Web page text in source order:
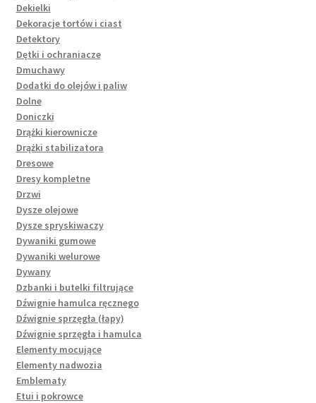
Dekielki
Dekoracje tortów i ciast
Detektory
Dętki i ochraniacze
Dmuchawy
Dodatki do olejów i paliw
Dolne
Doniczki
Drążki kierownicze
Drążki stabilizatora
Dresowe
Dresy kompletne
Drzwi
Dysze olejowe
Dysze spryskiwaczy
Dywaniki gumowe
Dywaniki welurowe
Dywany
Dzbanki i butelki filtrujące
Dźwignie hamulca ręcznego
Dźwignie sprzęgła (łapy)
Dźwignie sprzęgła i hamulca
Elementy mocujące
Elementy nadwozia
Emblematy
Etui i pokrowce